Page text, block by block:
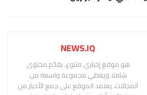
NEWS.IQ
هو موقع إخباري متنوع، يقدّم محتوى
شاملا ويغطي مجموعة واسعة من
المجالات. يعتمد الموقع على جمع الأخبار من